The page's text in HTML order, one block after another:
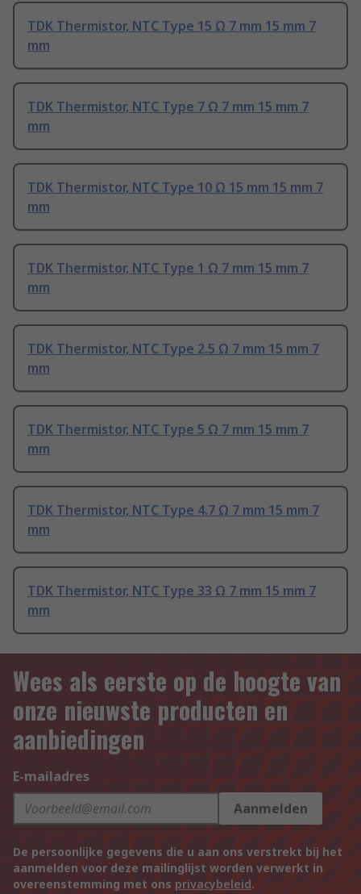
TDK Thermistor, NTC Type 15 Ω 7 mm 15 mm 7
mm
TDK Thermistor, NTC Type 7 Ω 7 mm 15 mm 7
mm
TDK Thermistor, NTC Type 10 Ω 15 mm 15 mm 7
mm
TDK Thermistor, NTC Type 1 Ω 7 mm 15 mm 7
mm
TDK Thermistor, NTC Type 2.5 Ω 7 mm 15 mm 7
mm
TDK Thermistor, NTC Type 5 Ω 7 mm 15 mm 7
mm
TDK Thermistor, NTC Type 4.7 Ω 7 mm 15 mm 7
mm
TDK Thermistor, NTC Type 33 Ω 7 mm 15 mm 7
mm
Wees als eerste op de hoogte van
onze nieuwste producten en
aanbiedingen
E-mailadres
Aanmelden
De persoonlijke gegevens die u aan ons verstrekt bij het
aanmelden voor deze mailinglijst worden verwerkt in
overeenstemming met ons privacybeleid.